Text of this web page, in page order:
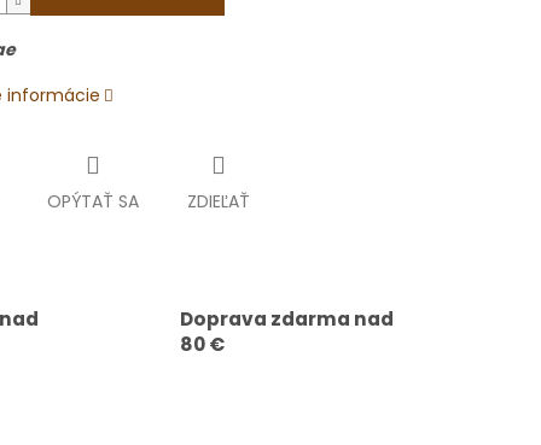
informácie
OPÝTAŤ SA ZDIEĽAŤ
Doprava zdarma nad
80 €